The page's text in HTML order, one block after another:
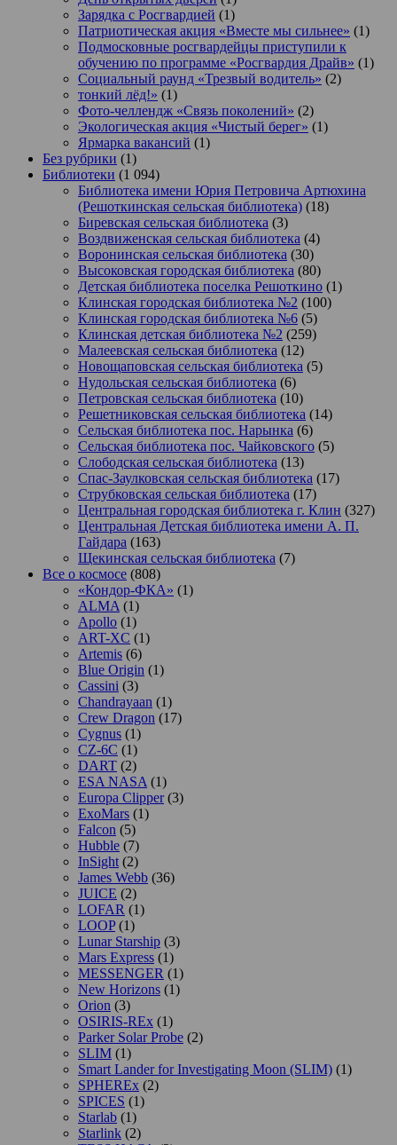
Зарядка с Росгвардией (1)
Патриотическая акция «Вместе мы сильнее» (1)
Подмосковные росгвардейцы приступили к
обучению по программе «Росгвардия Драйв» (1)
Социальный раунд «Трезвый водитель» (2)
тонкий лёд!» (1)
Фото-челлендж «Связь поколений» (2)
Экологическая акция «Чистый берег» (1)
Ярмарка вакансий (1)
Без рубрики (1)
Библиотеки (1 094)
Библиотека имени Юрия Петровича Артюхина
(Решоткинская сельская библиотека) (18)
Биревская сельская библиотека (3)
Воздвиженская сельская библиотека (4)
Воронинская сельская библиотека (30)
Высоковская городская библиотека (80)
Детская библиотека поселка Решоткино (1)
Клинская городская библиотека №2 (100)
Клинская городская библиотека №6 (5)
Клинская детская библиотека №2 (259)
Малеевская сельская библиотека (12)
Новощаповская сельская библиотека (5)
Нудольская сельская библиотека (6)
Петровская сельская библиотека (10)
Решетниковская сельская библиотека (14)
Сельская библиотека пос. Нарынка (6)
Сельская библиотека пос. Чайковского (5)
Слободская сельская библиотека (13)
Спас-Заулковская сельская библиотека (17)
Струбковская сельская библиотека (17)
Центральная городская библиотека г. Клин (327)
Центральная Детская библиотека имени А. П.
Гайдара (163)
Щекинская сельская библиотека (7)
Все о космосе (808)
«Кондор-ФКА» (1)
ALMA (1)
Apollo (1)
ART-XC (1)
Artemis (6)
Blue Origin (1)
Cassini (3)
Chandrayaan (1)
Crew Dragon (17)
Cygnus (1)
CZ-6C (1)
DART (2)
ESA NASA (1)
Europa Clipper(3)
ExoMars (1)
Falcon (5)
Hubble (7)
InSight (2)
James Webb (36)
JUICE (2)
LOFAR (1)
LOOP(1)
Lunar Starship (3)
Mars Express (1)
MESSENGER (1)
New Horizons (1)
Orion (3)
OSIRIS-REx (1)
Parker Solar Probe (2)
SLIM (1)
Smart Lander for Investigating Moon (SLIM) (1)
SPHEREx (2)
SPICES (1)
Starlab (1)
Starlink (2)